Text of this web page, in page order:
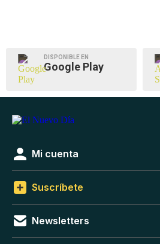
DISPONIBLE EN
Google Play
Mi cuenta
Suscríbete
Newsletters